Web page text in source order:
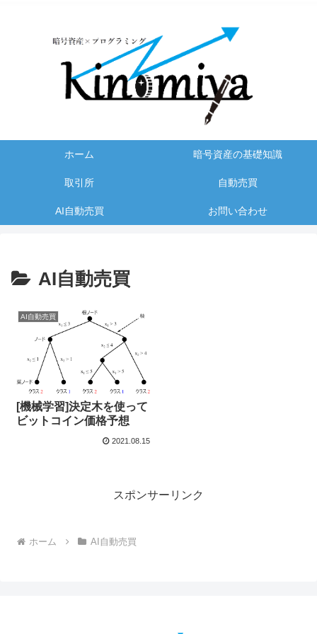
ホーム 暗号資産の基礎知識
取引所 自動売買
AI自動売買 お問い合わせ
AI自動売買
AI自動売買
[機械学習]決定木を使って
ビットコイン価格予想
2021.08.15
スポンサーリンク
ホーム AI自動売買